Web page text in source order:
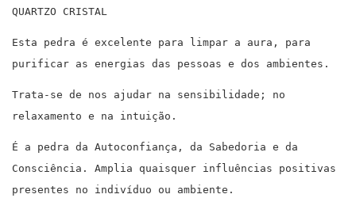
QUARTZO CRISTAL
Esta pedra é excelente para limpar a aura, para
purificar as energias das pessoas e dos ambientes.
Trata-se de nos ajudar na sensibilidade; no
relaxamento e na intuição.
É a pedra da Autoconfiança, da Sabedoria e da
Consciência. Amplia quaisquer influências positivas
presentes no indivíduo ou ambiente.